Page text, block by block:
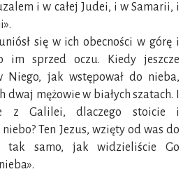
i w całej Judei, i w Samarii, i
się w ich obecności w górę i
im sprzed oczu. Kiedy jeszcze
Niego, jak wstępował do nieba,
mężowie w białych szatach. I
z Galilei, dlaczego stoicie i
Ten Jezus, wzięty od was do
tak samo, jak widzieliście Go